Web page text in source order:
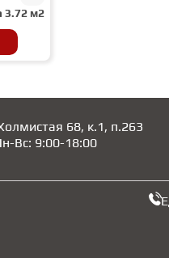
3.72 м2
68, к.1, п.263
Вс: 9:00-18:00